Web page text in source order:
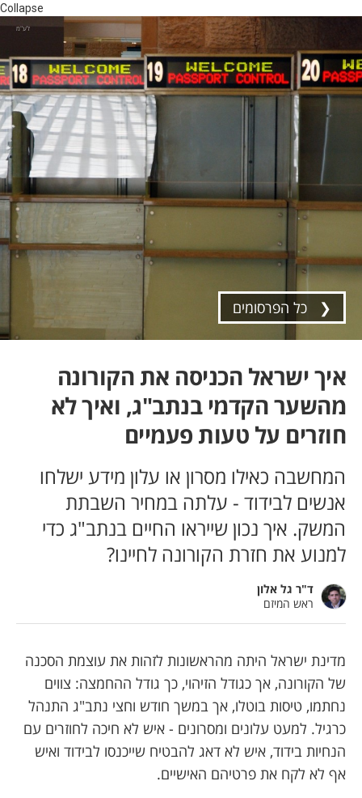
Collapse
❮ כל הפרסומים
לע"מ
איך ישראל הכניסה את הקורונה
מהשער הקדמי בנתב"ג, ואיך לא
חוזרים על טעות פעמיים
המחשבה כאילו מסרון או עלון מידע ישלחו
אנשים לבידוד - עלתה במחיר השבתת
המשק. איך נכון שייראו החיים בנתב"ג כדי
למנוע את חזרת הקורונה לחיינו?
ד"ר גל אלון
ראש המיזם
מדינת ישראל היתה מהראשונות לזהות את עוצמת הסכנה
של הקורונה, אך כגודל הזיהוי, כך גודל ההחמצה: צווים
נחתמו, טיסות בוטלו, אך במשך חודש וחצי נתב"ג התנהל
כרגיל. למעט עלונים ומסרונים - איש לא חיכה לחוזרים עם
הנחיות בידוד, איש לא דאג להבטיח שייכנסו לבידוד ואיש
אף לא לקח את פרטיהם האישיים.